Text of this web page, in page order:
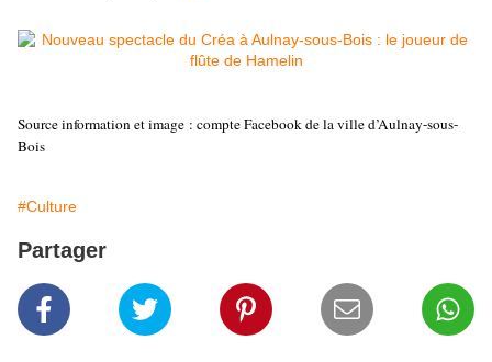
Source information et image : compte Facebook de la ville d’Aulnay-sous-
Bois
#Culture
Partager